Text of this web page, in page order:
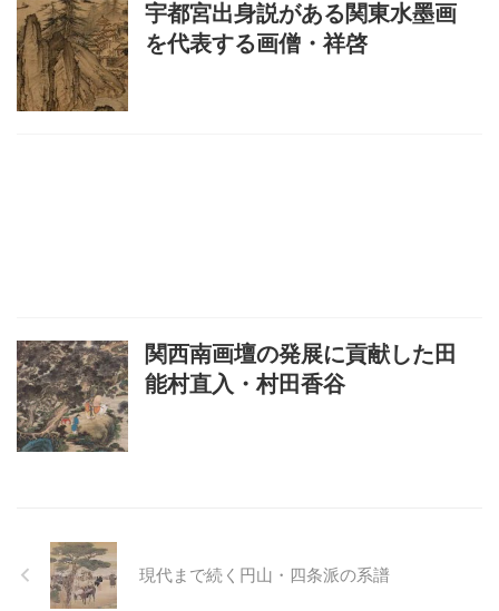
宇都宮出身説がある関東水墨画
を代表する画僧・祥啓
関西南画壇の発展に貢献した田
能村直入・村田香谷
現代まで続く円山・四条派の系譜